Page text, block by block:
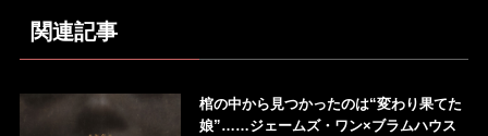
関連記事
棺の中から見つかったのは“変わり果てた
娘”……ジェームズ・ワン×ブラムハウス